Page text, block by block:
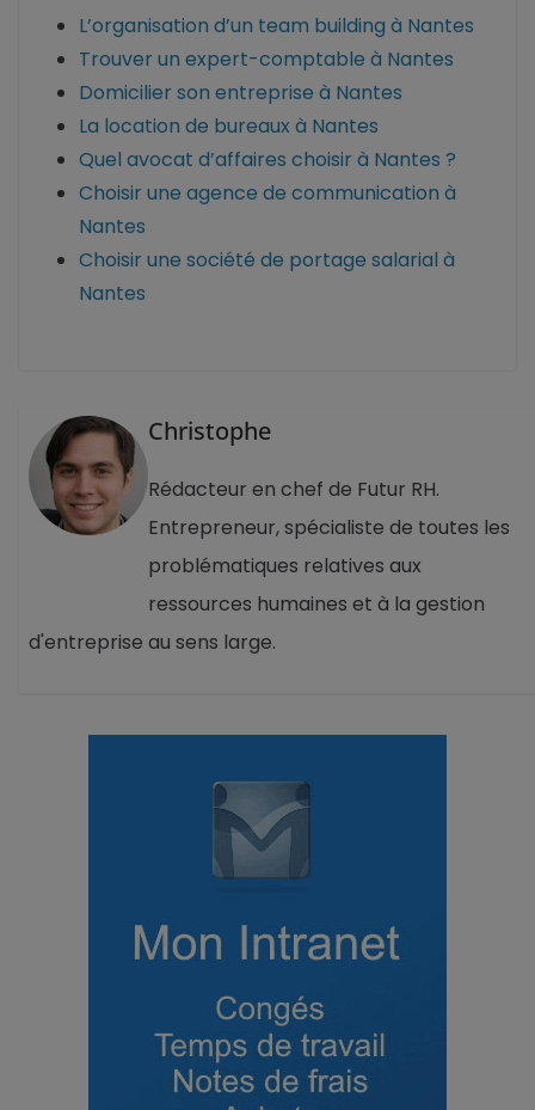
L’organisation d’un team building à Nantes
Trouver un expert-comptable à Nantes
Domicilier son entreprise à Nantes
La location de bureaux à Nantes
Quel avocat d’affaires choisir à Nantes ?
Choisir une agence de communication à
Nantes
Choisir une société de portage salarial à
Nantes
Christophe
Rédacteur en chef de Futur RH.
Entrepreneur, spécialiste de toutes les
problématiques relatives aux
ressources humaines et à la gestion
d'entreprise au sens large.